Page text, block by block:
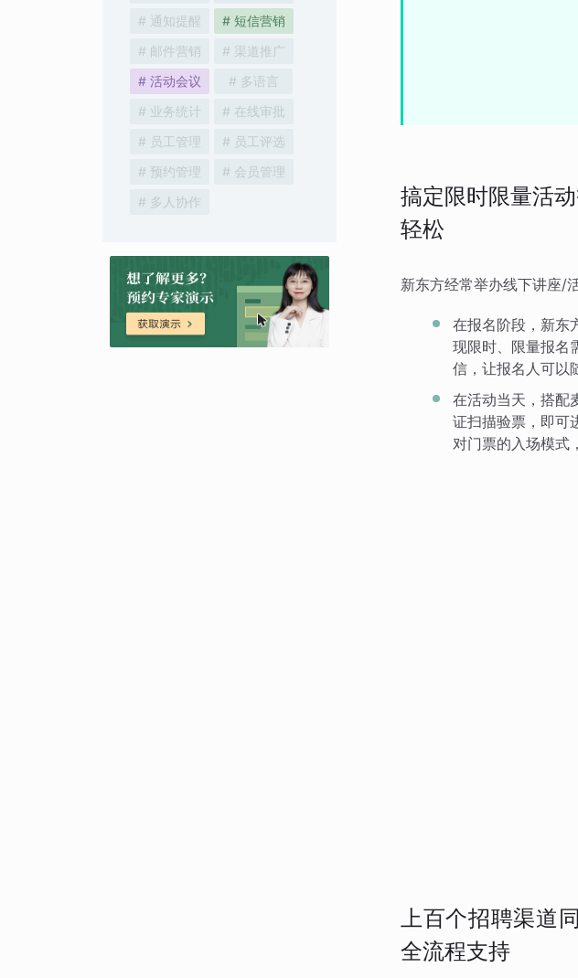
# 通知提醒
# 短信营销
# 邮件营销
# 渠道推广
# 活动会议
# 多语言
# 业务统计
# 在线审批
# 员工管理
# 员工评选
# 预约管理
# 会员管理
# 多人协作
搞定限时限量活
轻松
新东方经常举办线下讲座/
在报名阶段，新东
现限时、限量报名
信，让报名人可以
在活动当天，搭配
证扫描验票，即可
对门票的入场模式
上百个招聘渠道
全流程支持